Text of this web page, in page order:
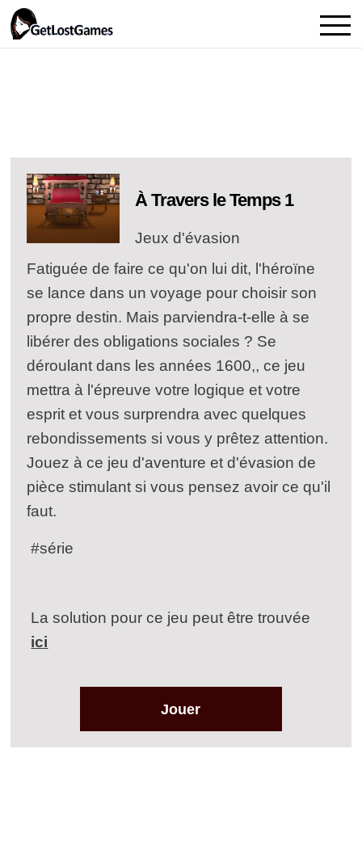
À Travers le Temps 1
Jeux d'évasion
Fatiguée de faire ce qu'on lui dit, l'héroïne
se lance dans un voyage pour choisir son
propre destin. Mais parviendra-t-elle à se
libérer des obligations sociales ? Se
déroulant dans les années 1600,, ce jeu
mettra à l'épreuve votre logique et votre
esprit et vous surprendra avec quelques
rebondissements si vous y prêtez attention.
Jouez à ce jeu d'aventure et d'évasion de
pièce stimulant si vous pensez avoir ce qu'il
faut.
#série
La solution pour ce jeu peut être trouvée
ici
Jouer